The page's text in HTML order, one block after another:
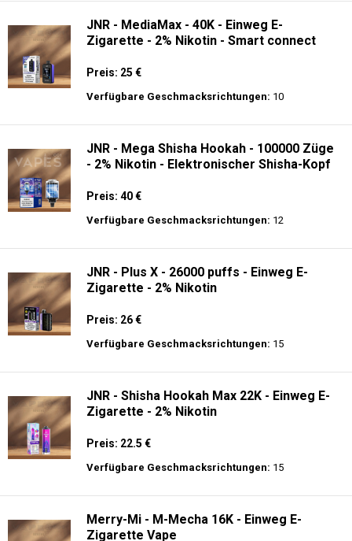
JNR - MediaMax - 40K - Einweg E-
Zigarette - 2% Nikotin - Smart connect
Preis: 25 €
Verfügbare Geschmacksrichtungen: 10
JNR - Mega Shisha Hookah - 100000 Züge
- 2% Nikotin - Elektronischer Shisha-Kopf
Preis: 40 €
Verfügbare Geschmacksrichtungen: 12
JNR - Plus X - 26000 puffs - Einweg E-
Zigarette - 2% Nikotin
Preis: 26 €
Verfügbare Geschmacksrichtungen: 15
JNR - Shisha Hookah Max 22K - Einweg E-
Zigarette - 2% Nikotin
Preis: 22.5 €
Verfügbare Geschmacksrichtungen: 15
Merry-Mi - M-Mecha 16K - Einweg E-
Zigarette Vape